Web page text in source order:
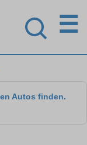
☰
Autos finden.